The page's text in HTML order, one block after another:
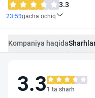
3.3
23:59gacha ochiq
Kompaniya haqida
3.3 1 ta sharh